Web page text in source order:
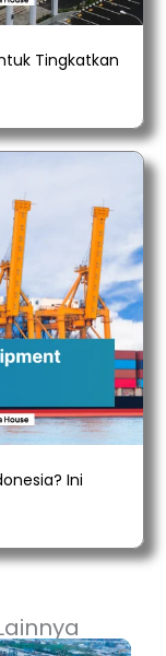
Tingkatkan
Ini